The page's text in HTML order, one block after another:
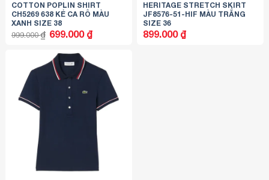
COTTON POPLIN SHIRT
CH5269 638 KẺ CA RÔ MÀU
XANH SIZE 38
999.000₫ Giá
gốc
999.000 ₫.
699.000 ₫Giá
hiện
HERITAGE STRETCH SKIRT
JF8576-51-HIF MÀU TRẮNG
SIZE 36
899.000 ₫